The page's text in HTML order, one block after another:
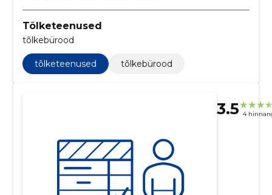
Tõlketeenused
tõlkebürood
tõlketeenused tõlkebürood
3.5 4